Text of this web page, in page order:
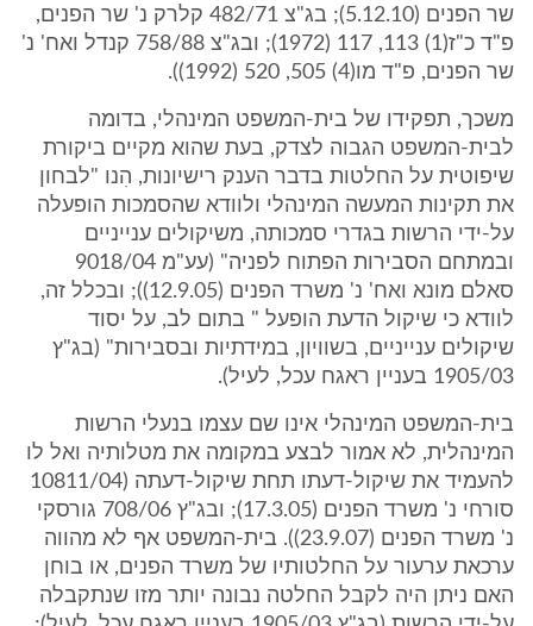
שר הפנים (5.12.10); בג"צ 482/71 קלרק נ' שר הפנים,
פ"ד כ"ז(1) 113, 117 (1972); ובג"צ 758/88 קנדל ואח' נ'
שר הפנים, פ"ד מו(4) 505, 520 (1992)).
משכך, תפקידו של בית-המשפט המינהלי, בדומה
לבית-המשפט הגבוה לצדק, בעת שהוא מקיים ביקורת
שיפוטית על החלטות בדבר הענק רישיונות, הִנו "לבחון
את תקינות המעשה המינהלי ולוודא שהסמכות הופעלה
על-ידי הרשות בגדרי סמכותה, משיקולים ענייניים
ובמתחם הסבירות הפתוח לפניה" (עע"מ 9018/04
סאלם מונא ואח' נ' משרד הפנים (12.9.05)); ובכלל זה,
לוודא כי שיקול הדעת הופעל " בתום לב, על יסוד
שיקולים ענייניים, בשוויון, במידתיות ובסבירות" (בג"ץ
1905/03 בעניין ראגח עכל, לעיל).
בית-המשפט המינהלי אינו שם עצמו בנעלי הרשות
המינהלית, לא אמור לבצע במקומה את מטלותיה ואל לו
להעמיד את שיקול-דעתו תחת שיקול-דעתה (10811/04
סורחי נ' משרד הפנים (17.3.05); ובג"ץ 708/06 גורסקי
נ' משרד הפנים (23.9.07)). בית-המשפט אף לא מהווה
ערכאת ערעור על החלטותיו של משרד הפנים, או בוחן
האם ניתן היה לקבל החלטה נבונה יותר מזו שנתקבלה